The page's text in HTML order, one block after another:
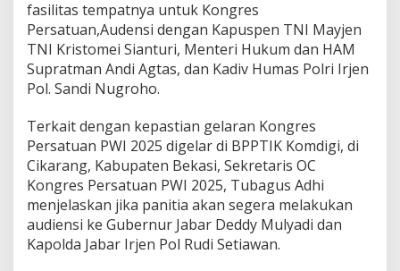
fasilitas tempatnya untuk Kongres
Persatuan,Audensi dengan Kapuspen TNI Mayjen
TNI Kristomei Sianturi, Menteri Hukum dan HAM
Supratman Andi Agtas, dan Kadiv Humas Polri Irjen
Pol. Sandi Nugroho.
Terkait dengan kepastian gelaran Kongres
Persatuan PWI 2025 digelar di BPPTIK Komdigi, di
Cikarang, Kabupaten Bekasi, Sekretaris OC
Kongres Persatuan PWI 2025, Tubagus Adhi
menjelaskan jika panitia akan segera melakukan
audiensi ke Gubernur Jabar Deddy Mulyadi dan
Kapolda Jabar Irjen Pol Rudi Setiawan.